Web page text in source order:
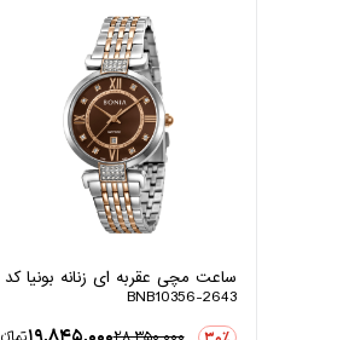
ساعت مچی عقربه ای زنانه بونیا کد
BNB10356-2643